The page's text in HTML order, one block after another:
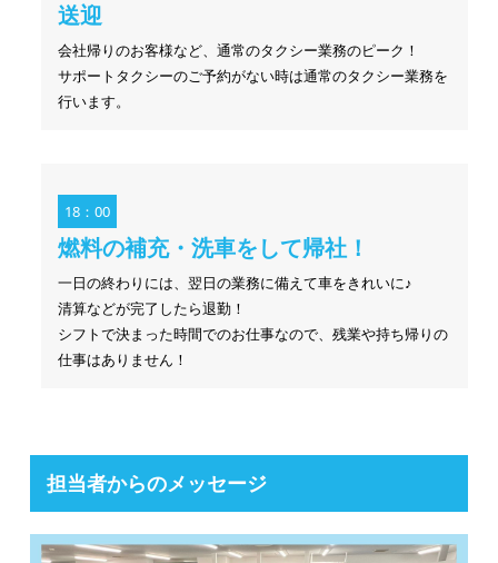
送迎
会社帰りのお客様など、通常のタクシー業務のピーク！
サポートタクシーのご予約がない時は通常のタクシー業務を
行います。
18：00
燃料の補充・洗車をして帰社！
一日の終わりには、翌日の業務に備えて車をきれいに♪
清算などが完了したら退勤！
シフトで決まった時間でのお仕事なので、残業や持ち帰りの
仕事はありません！
担当者からのメッセージ